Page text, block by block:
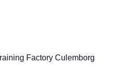
Factory Culemborg